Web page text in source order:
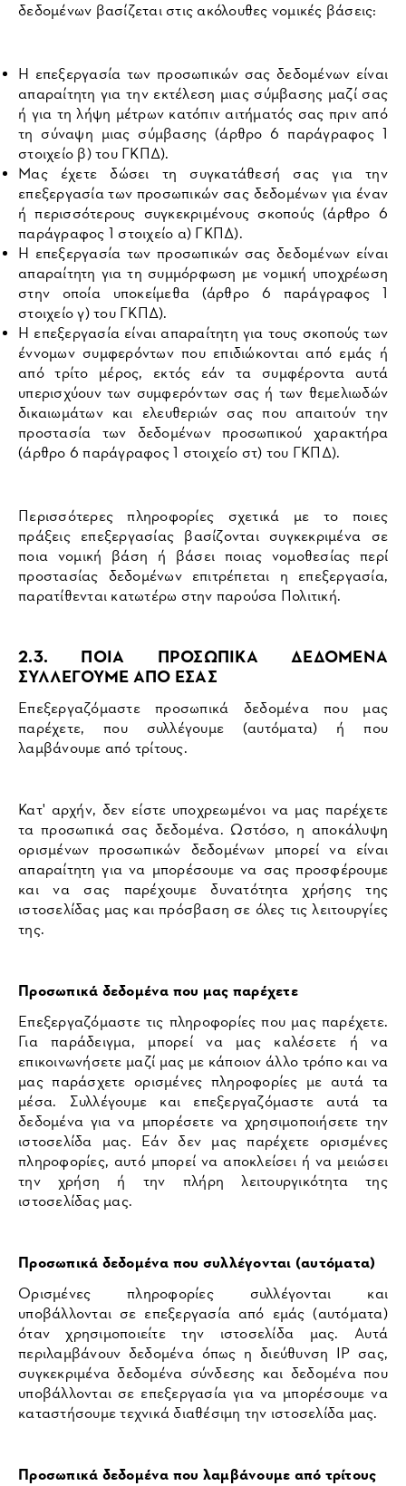
δεδομένων βασίζεται στις ακόλουθες νομικές βάσεις:
Η επεξεργασία των προσωπικών σας δεδομένων είναι
απαραίτητη για την εκτέλεση μιας σύμβασης μαζί σας
ή για τη λήψη μέτρων κατόπιν αιτήματός σας πριν από
τη σύναψη μιας σύμβασης (άρθρο 6 παράγραφος 1
στοιχείο β) του ΓΚΠΔ).
Μας έχετε δώσει τη συγκατάθεσή σας για την
επεξεργασία των προσωπικών σας δεδομένων για έναν
ή περισσότερους συγκεκριμένους σκοπούς (άρθρο 6
παράγραφος 1 στοιχείο α) ΓΚΠΔ).
Η επεξεργασία των προσωπικών σας δεδομένων είναι
απαραίτητη για τη συμμόρφωση με νομική υποχρέωση
στην οποία υποκείμεθα (άρθρο 6 παράγραφος 1
στοιχείο γ) του ΓΚΠΔ).
Η επεξεργασία είναι απαραίτητη για τους σκοπούς των
έννομων συμφερόντων που επιδιώκονται από εμάς ή
από τρίτο μέρος, εκτός εάν τα συμφέροντα αυτά
υπερισχύουν των συμφερόντων σας ή των θεμελιωδών
δικαιωμάτων και ελευθεριών σας που απαιτούν την
προστασία των δεδομένων προσωπικού χαρακτήρα
(άρθρο 6 παράγραφος 1 στοιχείο στ) του ΓΚΠΔ).
Περισσότερες πληροφορίες σχετικά με το ποιες
πράξεις επεξεργασίας βασίζονται συγκεκριμένα σε
ποια νομική βάση ή βάσει ποιας νομοθεσίας περί
προστασίας δεδομένων επιτρέπεται η επεξεργασία,
παρατίθενται κατωτέρω στην παρούσα Πολιτική.
2.3. ΠΟΙΑ ΠΡΟΣΩΠΙΚΑ ΔΕΔΟΜΕΝΑ
ΣΥΛΛΕΓΟΥΜΕ ΑΠΟ ΕΣΑΣ
Επεξεργαζόμαστε προσωπικά δεδομένα που μας
παρέχετε, που συλλέγουμε (αυτόματα) ή που
λαμβάνουμε από τρίτους.
Κατ' αρχήν, δεν είστε υποχρεωμένοι να μας παρέχετε
τα προσωπικά σας δεδομένα. Ωστόσο, η αποκάλυψη
ορισμένων προσωπικών δεδομένων μπορεί να είναι
απαραίτητη για να μπορέσουμε να σας προσφέρουμε
και να σας παρέχουμε δυνατότητα χρήσης της
ιστοσελίδας μας και πρόσβαση σε όλες τις λειτουργίες
της.
Προσωπικά δεδομένα που μας παρέχετε
Επεξεργαζόμαστε τις πληροφορίες που μας παρέχετε.
Για παράδειγμα, μπορεί να μας καλέσετε ή να
επικοινωνήσετε μαζί μας με κάποιον άλλο τρόπο και να
μας παράσχετε ορισμένες πληροφορίες με αυτά τα
μέσα. Συλλέγουμε και επεξεργαζόμαστε αυτά τα
δεδομένα για να μπορέσετε να χρησιμοποιήσετε την
ιστοσελίδα μας. Εάν δεν μας παρέχετε ορισμένες
πληροφορίες, αυτό μπορεί να αποκλείσει ή να μειώσει
την χρήση ή την πλήρη λειτουργικότητα της
ιστοσελίδας μας.
Προσωπικά δεδομένα που συλλέγονται (αυτόματα)
Ορισμένες πληροφορίες συλλέγονται και
υποβάλλονται σε επεξεργασία από εμάς (αυτόματα)
όταν χρησιμοποιείτε την ιστοσελίδα μας. Αυτά
περιλαμβάνουν δεδομένα όπως η διεύθυνση IP σας,
συγκεκριμένα δεδομένα σύνδεσης και δεδομένα που
υποβάλλονται σε επεξεργασία για να μπορέσουμε να
καταστήσουμε τεχνικά διαθέσιμη την ιστοσελίδα μας.
Προσωπικά δεδομένα που λαμβάνουμε από τρίτους